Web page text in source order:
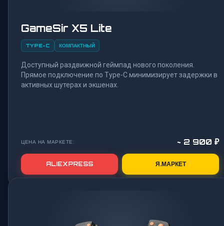
GameSir X5 Lite
TYPE-C КОМПАКТНЫЙ
Доступный раздвижной геймпад нового поколения.
Прямое подключение по Type-C минимизирует задержки в
активных шутерах и экшенах.
ЦЕНА НА МАРКЕТЕ: ~ 2 900 ₽
ALIEXPRESS Я.МАРКЕТ